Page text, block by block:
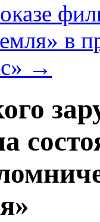
в
→